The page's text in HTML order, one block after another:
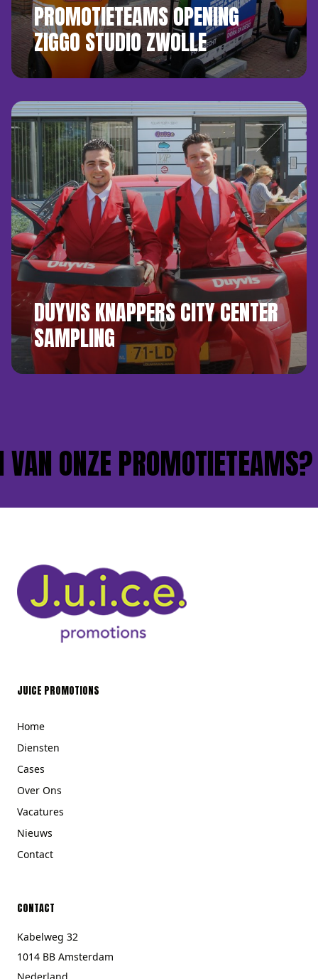
PROMOTIETEAMS OPENING
ZIGGO STUDIO ZWOLLE
DUYVIS KNAPPERS CITY CENTER
SAMPLING
ONZE PROMOTIETEAMS?
JUICE PROMOTIONS
Home
Diensten
Cases
Over Ons
Vacatures
Nieuws
Contact
CONTACT
Kabelweg 32
1014 BB Amsterdam